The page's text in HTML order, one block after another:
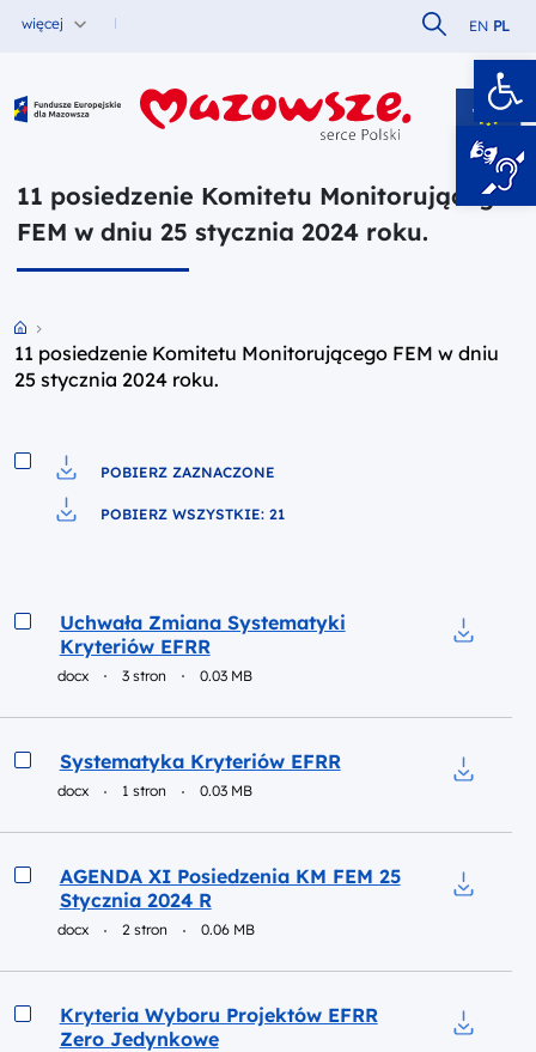
więcej Szukaj w
EN PL
Fundusze Europejskie dla Mazowsza
11 posiedzenie Komitetu Monitorującego
FEM w dniu 25 stycznia 2024 roku.
Przejdź do strony głównej portalu
11 posiedzenie Komitetu Monitorującego FEM w dniu
25 stycznia 2024 roku.
Pobierz do pliku
POBIERZ ZAZNACZONE
POBIERZ WSZYSTKIE: 21
Podgląd
Uchwała Zmiana Systematyki
Kryteriów EFRR
docx 3 stron 0.03 MB
Podgląd
Systematyka Kryteriów EFRR
docx 1 stron 0.03 MB
Podgląd
AGENDA XI Posiedzenia KM FEM 25
Stycznia 2024 R
docx 2 stron 0.06 MB
Podgląd
Kryteria Wyboru Projektów EFRR
Zero Jedynkowe